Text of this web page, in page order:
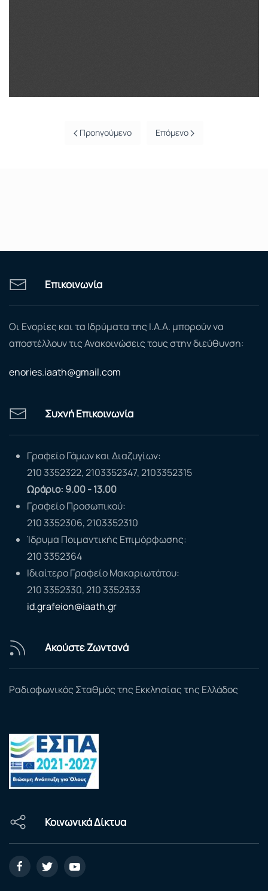
Προηγούμενο Επόμενο
Επικοινωνία
Οι Ενορίες και τα Ιδρύματα της Ι.Α.Α. μπορούν να
αποστέλλουν τις Ανακοινώσεις τους στην διεύθυνση:
enories.iaath@gmail.com
Συχνή Επικοινωνία
Γραφείο Γάμων και Διαζυγίων:
210 3352322, 2103352347, 2103352315
Ωράριο: 9.00 - 13.00
Γραφείο Προσωπικού:
210 3352306, 2103352310
Ίδρυμα Ποιμαντικής Επιμόρφωσης:
210 3352364
Ιδιαίτερο Γραφείο Μακαριωτάτου:
210 3352330, 210 3352333
id.grafeion@iaath.gr
Ακούστε Ζωντανά
Ραδιοφωνικός Σταθμός της Εκκλησίας της Ελλάδος
Κοινωνικά Δίκτυα